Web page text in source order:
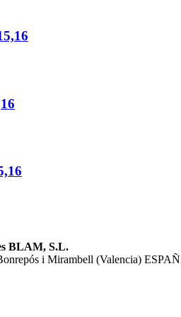
BLAM, S.L.
i Mirambell (Valencia)